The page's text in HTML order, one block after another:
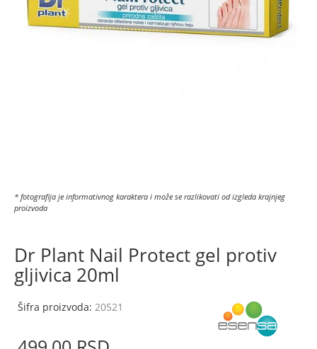
* fotografija je informativnog karaktera i može se razlikovati od izgleda krajnjeg
proizvoda
Dr Plant Nail Protect gel protiv
gljivica 20ml
Šifra proizvoda: 20521